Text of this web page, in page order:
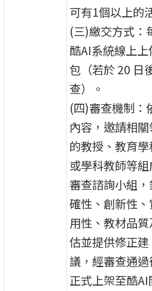
可有1個以上的
(三)繳交方式：
酷AI系統線上上
包（若於 20 日
查）。
(四)審查機制：
內容，邀請相
的教授、教育
或學科教師等
審查諮詢小組
確性、創新性
用性、教材品
估並提供修正建
議，經審查通
正式上架至酷AI